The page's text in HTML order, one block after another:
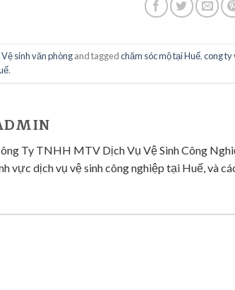
Vệ sinh văn phòngand taggedchăm sóc mộ tại Huế,cong ty
.
Ty TNHH MTV Dịch Vụ Vệ Sinh Công
vực dịch vụ vệ sinh công nghiệp tại Huế, và